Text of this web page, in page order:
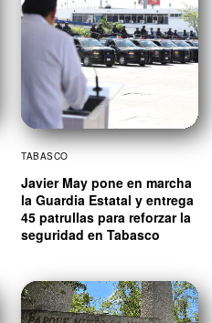
TABASCO
Javier May pone en marcha
la Guardia Estatal y entrega
45 patrullas para reforzar la
seguridad en Tabasco